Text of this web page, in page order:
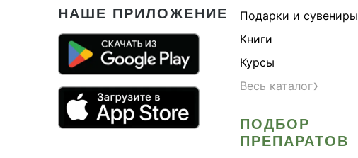
НАШЕ ПРИЛОЖЕНИЕ
Подарки и сувениры
Книги
Курсы
Весь каталог›
ПОДБОР
ПРЕПАРАТОВ